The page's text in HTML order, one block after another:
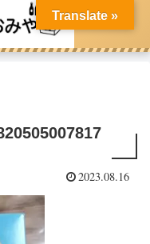
2023.08.16
Translate »